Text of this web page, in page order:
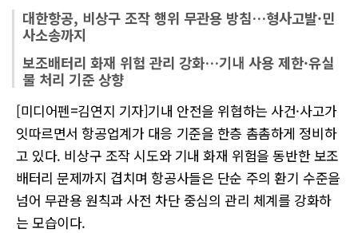
대한항공, 비상구 조작 행위 무관용 방침…형사고발·민
사소송까지
보조배터리 화재 위험 관리 강화…기내 사용 제한·유실
물 처리 기준 상향
[미디어펜=김연지 기자]기내 안전을 위협하는 사건·사고가
잇따르면서 항공업계가 대응 기준을 한층 촘촘하게 정비하
고 있다. 비상구 조작 시도와 기내 화재 위험을 동반한 보조
배터리 문제까지 겹치며 항공사들은 단순 주의 환기 수준을
넘어 무관용 원칙과 사전 차단 중심의 관리 체계를 강화하
는 모습이다.